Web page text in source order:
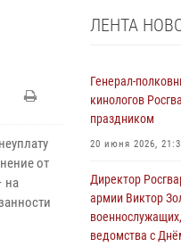
от
на
ЛЕНТА
Генерал-
кинологов
праздником
20 июня 2026,
Директор
армии Виктор
ведомства с